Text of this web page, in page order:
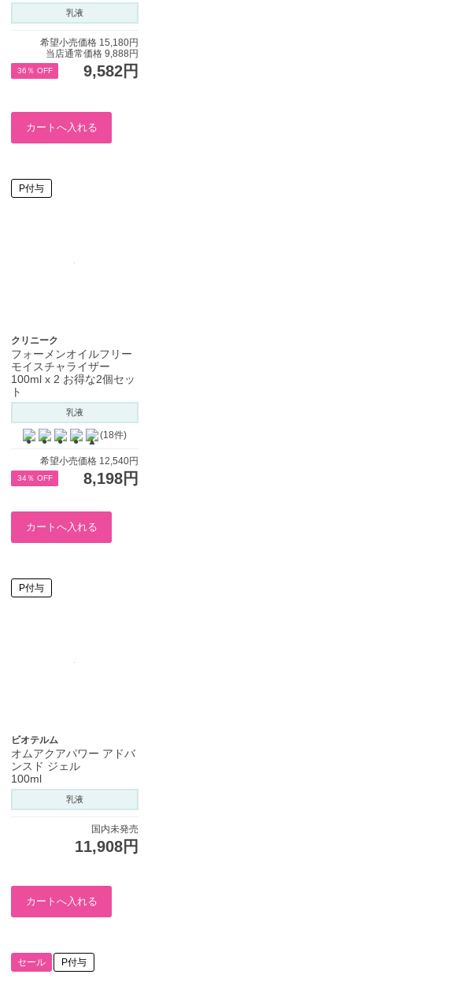
乳液
希望小売価格 15,180円
当店通常価格 9,888円
36％ OFF 9,582円
P付与
クリニーク
フォーメンオイルフリー
モイスチャライザー
100ml x 2 お得な2個セッ
ト
乳液
(18件)
希望小売価格 12,540円
34％ OFF 8,198円
P付与
ビオテルム
オムアクアパワー アドバ
ンスド ジェル
100ml
乳液
国内未発売
11,908円
セール P付与